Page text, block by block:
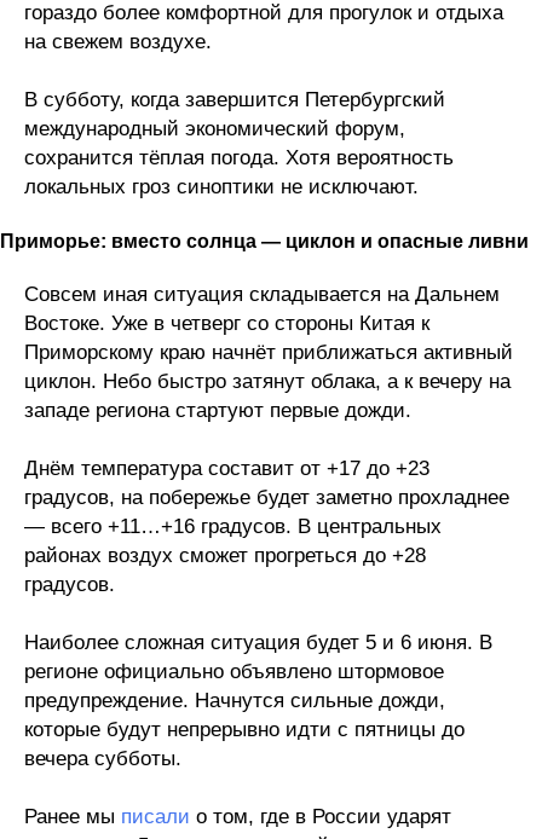
гораздо более комфортной для прогулок и отдыха
на свежем воздухе.
В субботу, когда завершится Петербургский
международный экономический форум,
сохранится тёплая погода. Хотя вероятность
локальных гроз синоптики не исключают.
Приморье: вместо солнца — циклон и опасные ливни
Совсем иная ситуация складывается на Дальнем
Востоке. Уже в четверг со стороны Китая к
Приморскому краю начнёт приближаться активный
циклон. Небо быстро затянут облака, а к вечеру на
западе региона стартуют первые дожди.
Днём температура составит от +17 до +23
градусов, на побережье будет заметно прохладнее
— всего +11…+16 градусов. В центральных
районах воздух сможет прогреться до +28
градусов.
Наиболее сложная ситуация будет 5 и 6 июня. В
регионе официально объявлено штормовое
предупреждение. Начнутся сильные дожди,
которые будут непрерывно идти с пятницы до
вечера субботы.
Ранее мы писали о том, где в России ударят